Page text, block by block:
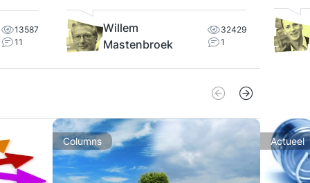
13587
11
Willem
Mastenbroek
32429
1
Columns Actueel